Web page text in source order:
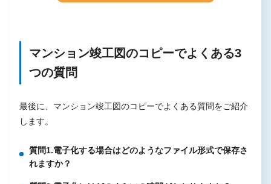
マンション竣工図のコピーでよくある3
つの質問
最後に、マンション竣工図のコピーでよくある質問をご紹介
します。
質問1.電子化する場合はどのようなファイル形式で保存さ
れますか？